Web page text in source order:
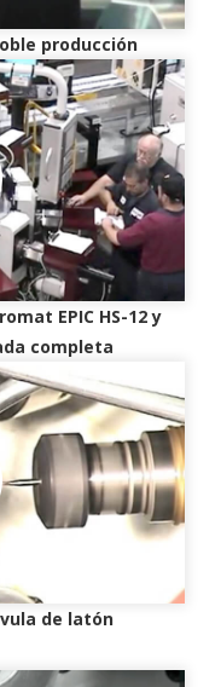
producción
EPIC HS-12 y
completa
de latón